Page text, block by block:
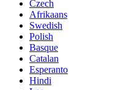
Czech
Afrikaans
Swedish
Polish
Basque
Catalan
Esperanto
Hindi